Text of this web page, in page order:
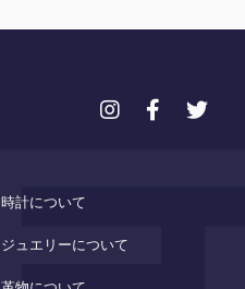
時計について
ジュエリーについて